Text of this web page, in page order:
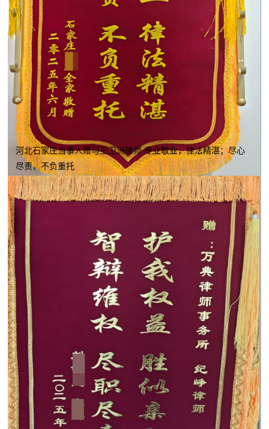
河北石家庄当事人赠与王卫洲律师 专业敬业，律法精湛；尽心
尽责，不负重托